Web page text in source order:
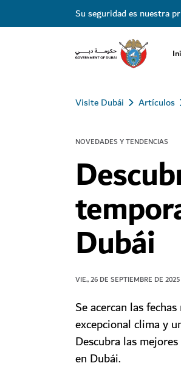
Su seguridad es nuestra
Visite Dubái Artículos
NOVEDADES Y TENDENCIAS
Dubái
VIE., 26 DE SEPTIEMBRE DE 2025
Se acercan las
excepcional clima y
Descubra las
en Dubái.